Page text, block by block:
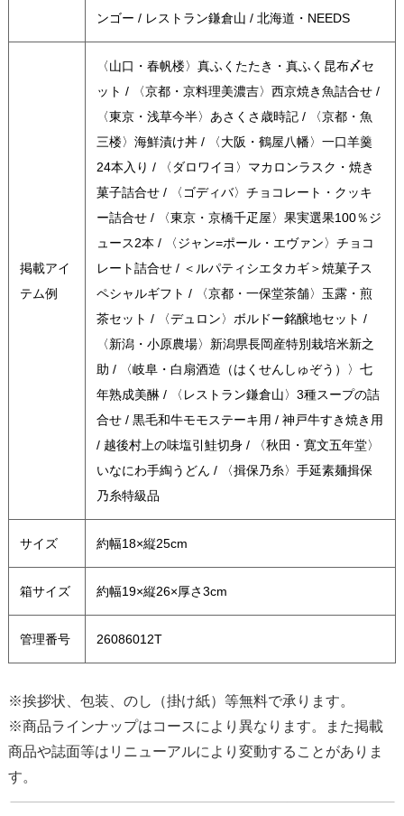
ンゴー / レストラン鎌倉山 / 北海道・NEEDS
掲載アイ
テム例
〈山口・春帆楼〉真ふくたたき・真ふく昆布〆セ
ット / 〈京都・京料理美濃吉〉西京焼き魚詰合せ /
〈東京・浅草今半〉あさくさ歳時記 / 〈京都・魚
三楼〉海鮮漬け丼 / 〈大阪・鶴屋八幡〉一口羊羹
24本入り / 〈ダロワイヨ〉マカロンラスク・焼き
菓子詰合せ / 〈ゴディバ〉チョコレート・クッキ
ー詰合せ / 〈東京・京橋千疋屋〉果実選果100％ジ
ュース2本 / 〈ジャン=ポール・エヴァン〉チョコ
レート詰合せ / ＜ルパティシエタカギ＞焼菓子ス
ペシャルギフト / 〈京都・一保堂茶舗〉玉露・煎
茶セット / 〈デュロン〉ボルドー銘醸地セット /
〈新潟・小原農場〉新潟県長岡産特別栽培米新之
助 / 〈岐阜・白扇酒造（はくせんしゅぞう）〉七
年熟成美醂 / 〈レストラン鎌倉山〉3種スープの詰
合せ / 黒毛和牛モモステーキ用 / 神戸牛すき焼き用
/ 越後村上の味塩引鮭切身 / 〈秋田・寛文五年堂〉
いなにわ手綯うどん / 〈揖保乃糸〉手延素麺揖保
乃糸特級品
サイズ 約幅18×縦25cm
箱サイズ 約幅19×縦26×厚さ3cm
管理番号 26086012T
※挨拶状、包装、のし（掛け紙）等無料で承ります。
※商品ラインナップはコースにより異なります。また掲載
商品や誌面等はリニューアルにより変動することがありま
す。